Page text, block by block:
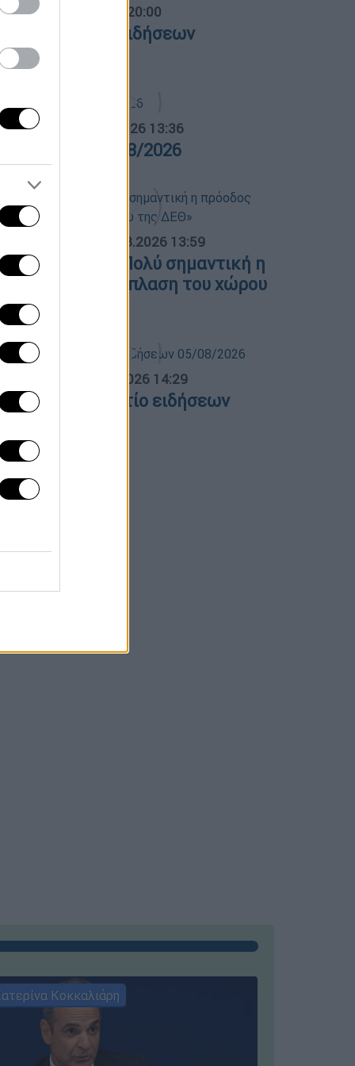
04.08.2026 20:00
δελτίο ειδήσεων
08/2026
Ελλάδος... 05.08.2026 13:36
Ελλάδος 05/08/2026
05.08.2026 13:59
«Πολύ σημαντική η
στην ανάπλαση του χώρου
ΔΕΘ»
05.08.2026 14:29
δελτίο ειδήσεων
Κοκκαλιάρη